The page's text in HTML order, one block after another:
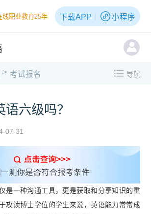
线职业教育25年 下载APP 小程序
> 考试报名 导航
六级吗？
07-31
是一种沟通工具，更是获取和分享知识的重
攻读博士学位的学生来说，英语能力常常成